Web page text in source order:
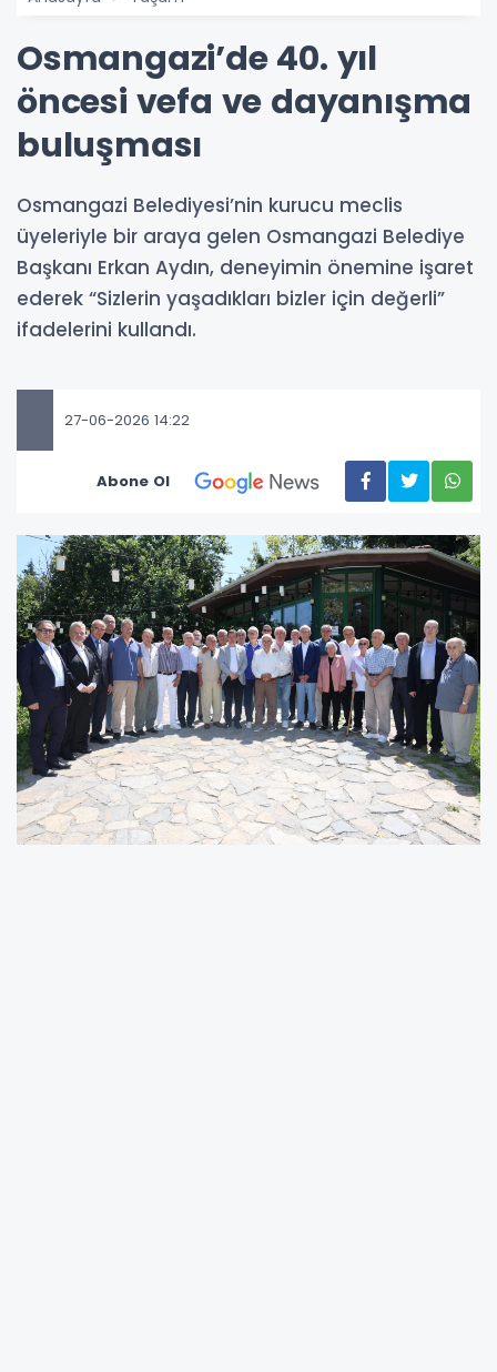
Osmangazi’de 40. yıl
öncesi vefa ve dayanışma
buluşması
Osmangazi Belediyesi’nin kurucu meclis
üyeleriyle bir araya gelen Osmangazi Belediye
Başkanı Erkan Aydın, deneyimin önemine işaret
ederek “Sizlerin yaşadıkları bizler için değerli”
ifadelerini kullandı.
27-06-2026 14:22
Abone Ol